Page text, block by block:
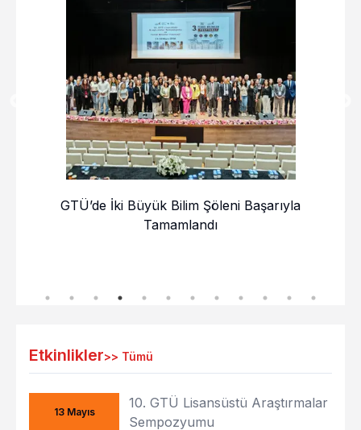
GTÜ’de İki Büyük Bilim Şöleni Başarıyla
Tamamlandı
Etkinlikler>> Tümü
13 Mayıs
10. GTÜ Lisansüstü Araştırmalar
Sempozyumu